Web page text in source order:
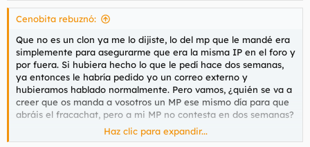
Cenobita rebuznó:
Que no es un clon ya me lo dijiste, lo del mp que le mandé era
simplemente para asegurarme que era la misma IP en el foro y
por fuera. Si hubiera hecho lo que le pedí hace dos semanas,
ya entonces le habría pedido yo un correo externo y
hubieramos hablado normalmente. Pero vamos, ¿quién se va a
creer que os manda a vosotros un MP ese mismo día para que
abráis el fracachat, pero a mi MP no contesta en dos semanas?
En fin, yo lo dejo aquí, por mi no abras hilo.
Haz clic para expandir...